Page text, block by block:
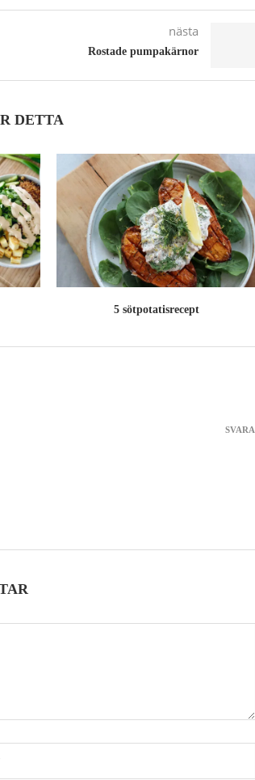
nästa
Rostade pumpakärnor
DETTA
5 sötpotatisrecept
SVARA